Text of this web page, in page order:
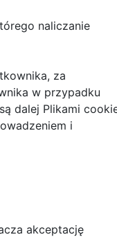
naliczanie
za
w przypadku
dalej Plikami
i
akceptację